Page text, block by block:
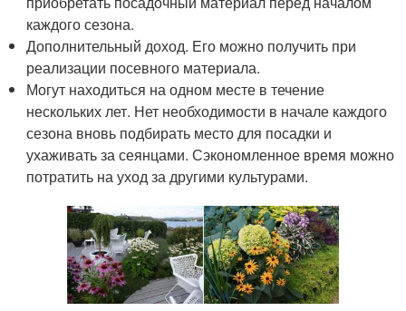
каждого сезона.
Дополнительный доход. Его можно получить при
реализации посевного материала.
Могут находиться на одном месте в течение
нескольких лет. Нет необходимости в начале каждого
сезона вновь подбирать место для посадки и
ухаживать за сеянцами. Сэкономленное время можно
потратить на уход за другими культурами.